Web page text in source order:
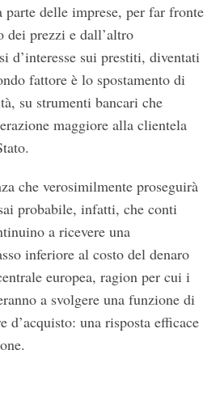
parte delle imprese, per far fronte
dei prezzi e dall’altro
d’interesse sui prestiti, diventati
fattore è lo spostamento di
su strumenti bancari che
maggiore alla clientela
che verosimilmente proseguirà
probabile, infatti, che conti
a ricevere una
inferiore al costo del denaro
europea, ragion per cui i
a svolgere una funzione di
d’acquisto: una risposta efficace